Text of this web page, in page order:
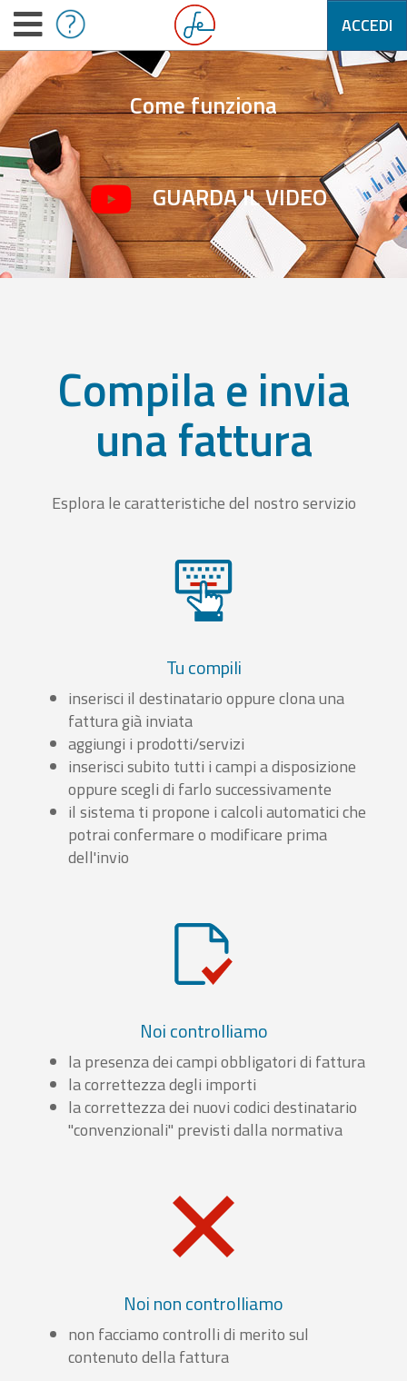
ACCEDI
Come funziona
GUARDA IL VIDEO
Compila e invia
una fattura
Esplora le caratteristiche del nostro servizio
Tu compili
inserisci il destinatario oppure clona una
fattura già inviata
aggiungi i prodotti/servizi
inserisci subito tutti i campi a disposizione
oppure scegli di farlo successivamente
il sistema ti propone i calcoli automatici che
potrai confermare o modificare prima
dell'invio
Noi controlliamo
la presenza dei campi obbligatori di fattura
la correttezza degli importi
la correttezza dei nuovi codici destinatario
"convenzionali" previsti dalla normativa
Noi non controlliamo
non facciamo controlli di merito sul
contenuto della fattura